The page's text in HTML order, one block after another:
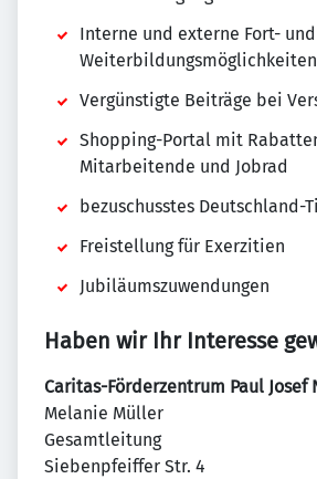
Interne und externe Fort- und
Weiterbildungsmöglichkeiten
Vergünstigte Beiträge bei
Shopping-Portal mit
Mitarbeitende und Jobrad
bezuschusstes Deutschland-
Freistellung für Exerzitien
Jubiläumszuwendungen
Haben wir Ihr Interesse
Caritas-Förderzentrum Paul Josef
Melanie Müller
Gesamtleitung
Siebenpfeiffer Str. 4